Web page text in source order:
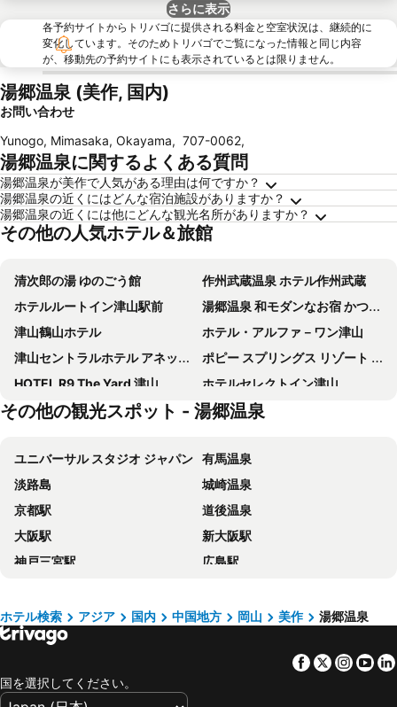
さらに表示
各予約サイトからトリバゴに提供される料金と空室状況は、継続的に
変化しています。そのためトリバゴでご覧になった情報と同じ内容
が、移動先の予約サイトにも表示されているとは限りません。
湯郷温泉 (美作, 国内)
お問い合わせ
Yunogo, Mimasaka, Okayama, 707-0062,
湯郷温泉に関するよくある質問
湯郷温泉が美作で人気がある理由は何ですか？
湯郷温泉の近くにはどんな宿泊施設がありますか？
湯郷温泉の近くには他にどんな観光名所がありますか？
その他の人気ホテル＆旅館
清次郎の湯 ゆのごう館
作州武蔵温泉 ホテル作州武蔵
ホテルルートイン津山駅前
湯郷温泉 和モダンなお宿 かつらぎ
津山鶴山ホテル
ホテル・アルファ－ワン津山
津山セントラルホテル アネックス
ポピー スプリングス リゾート & スパ
HOTEL R9 The Yard 津山
ホテルセレクトイン津山
津山セントラルホテル タウンハウス
HOTEL R9 The Yard Shoo
湯郷温泉 かんぽの宿 美作湯郷
作東バレンタインホテル
Mitsukuri Hotel
Hotel G-Style
城東蔵ホテルにし乃 #LJ1
ホテル あぱっち
ヴィラ美都奈義 VILLA Bito-Nagi #Ln1
Okayama Farmers Market North Village
Ryokan Yunosato Onsen Yasashisa No Yado Chikutei
柚子の宿 千里園
その他の観光スポット - 湯郷温泉
ユニバーサル スタジオ ジャパン 有馬温泉
淡路島
城崎温泉
京都駅
道後温泉
大阪駅
新大阪駅
神戸三宮駅
広島駅
宮島
玉造温泉
岡山駅
関西国際空港
ホテル検索 アジア 国内 中国地方 岡山 美作 湯郷温泉
Facebook
Twitter
国を選択してください。